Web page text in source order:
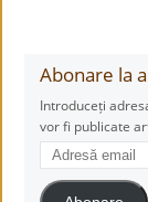
Abonare la
Introduceți
vor fi publicate
Adresă
email